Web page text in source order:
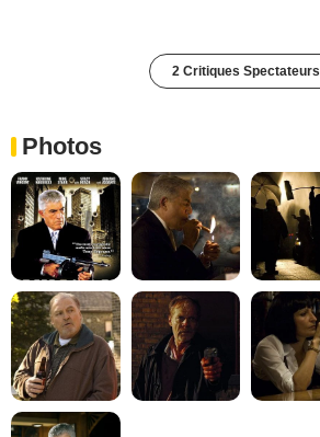
2 Critiques Spectateurs
Photos